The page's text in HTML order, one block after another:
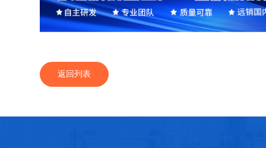
返回列表